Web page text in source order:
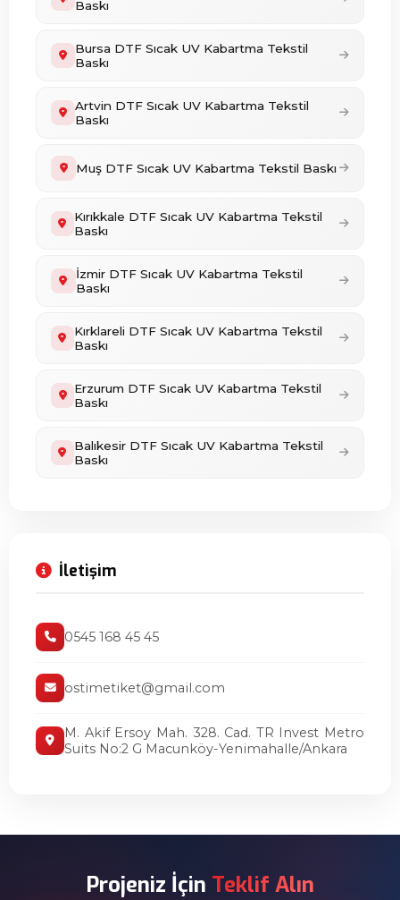
Baskı
Bursa DTF Sıcak UV Kabartma Tekstil
Baskı
Artvin DTF Sıcak UV Kabartma Tekstil
Baskı
Muş DTF Sıcak UV Kabartma Tekstil Baskı
Kırıkkale DTF Sıcak UV Kabartma Tekstil
Baskı
İzmir DTF Sıcak UV Kabartma Tekstil
Baskı
Kırklareli DTF Sıcak UV Kabartma Tekstil
Baskı
Erzurum DTF Sıcak UV Kabartma Tekstil
Baskı
Balıkesir DTF Sıcak UV Kabartma Tekstil
Baskı
İletişim
0545 168 45 45
ostimetiket@gmail.com
M. Akif Ersoy Mah. 328. Cad. TR Invest Metro
Suits No:2 G Macunköy-Yenimahalle/Ankara
Projeniz İçin Teklif Alın